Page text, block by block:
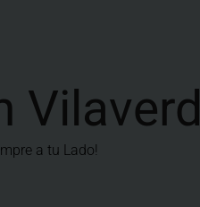
Vilaverd
a tu Lado!